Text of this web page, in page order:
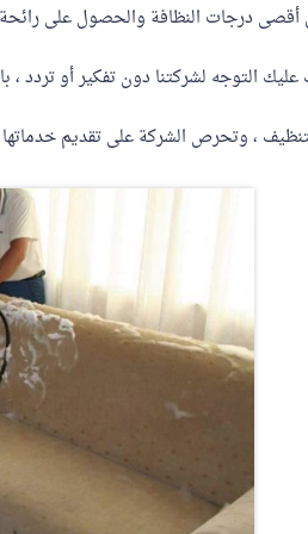
درجات النظافة والحصول على
التوجه لشركتنا دون تفكير أو تردد
، وتحرص الشركة على تقديم